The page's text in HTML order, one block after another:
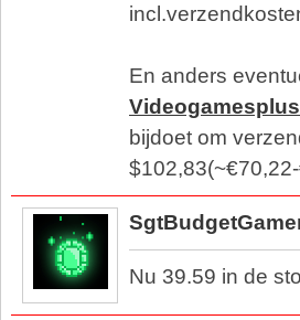
En anders
bijdoet om
Nu 39.59 in de